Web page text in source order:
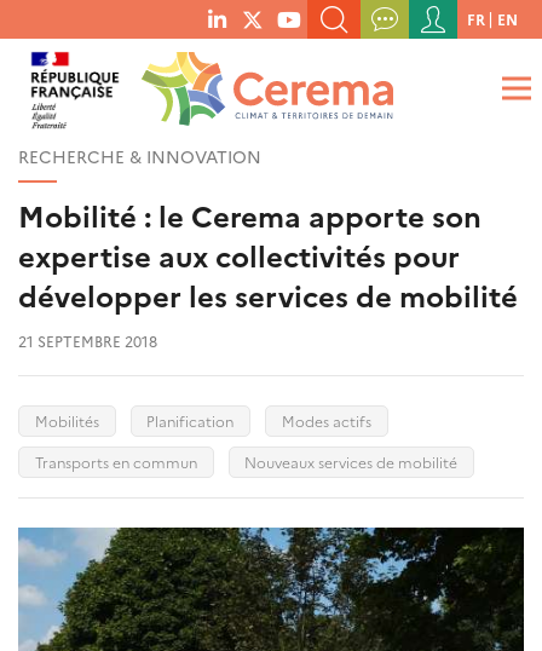
menu
social
links
RECHERCHER UN MOT-CLÉ, UNE PUBLICATION, ETC.
QUE RECHERCHEZ-VOUS ?
Menu
du
compte
de
FR EN
RECHERCHE & INNOVATION
Mobilité : le Cerema apporte son
expertise aux collectivités pour
développer les services de mobilité
21 SEPTEMBRE 2018
Mobilités Planification
Modes actifs
Transports en commun
Nouveaux services de mobilité